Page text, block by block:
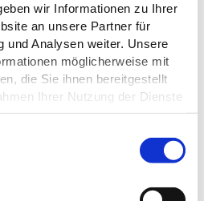
wir Informationen zu Ihrer
an unsere Partner für
und Analysen weiter. Unsere
möglicherweise mit
die Sie ihnen bereitgestellt
Ihrer Nutzung der Dienste
MaTS GmbH/ Anne Weise